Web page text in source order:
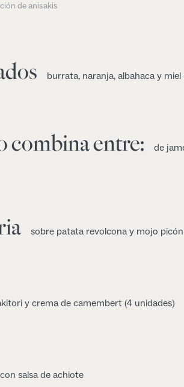
de anisakis
burrata, naranja, albahaca y
combina entre:
de
sobre patata revolcona y mojo picón
y crema de camembert (4 unidades)
con salsa de achiote